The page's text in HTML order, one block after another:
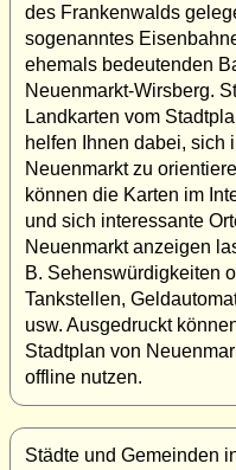
des Frankenwalds
sogenanntes
ehemals bedeutenden
Neuenmarkt-Wirsberg.
Landkarten vom
helfen Ihnen dabei, sich
Neuenmarkt zu
können die Karten im
und sich interessante
Neuenmarkt anzeigen
B. Sehenswürdigkeiten
Tankstellen,
usw. Ausgedruckt
Stadtplan von
offline nutzen.
Städte und Gemeinden